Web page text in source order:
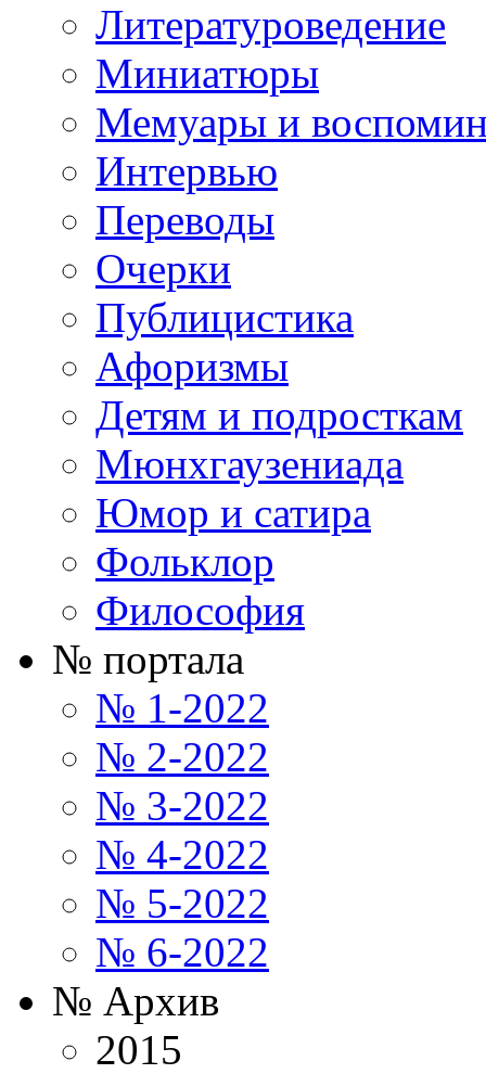
Литературоведение
Миниатюры
Мемуары и
Интервью
Переводы
Очерки
Публицистика
Афоризмы
Детям и подросткам
Мюнхгаузениада
Юмор и сатира
Фольклор
Философия
№ портала
№ 1-2022
№ 2-2022
№ 3-2022
№ 4-2022
№ 5-2022
№ 6-2022
№ Архив
2015